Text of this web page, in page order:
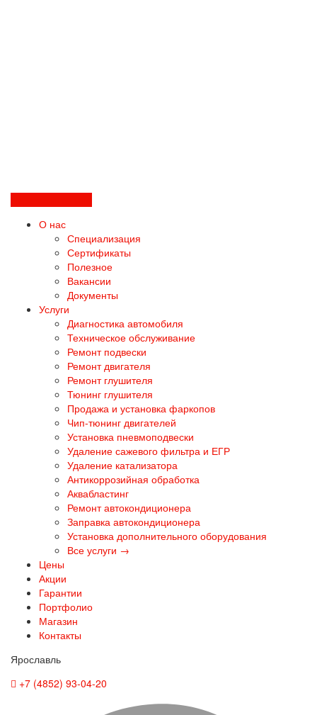
О нас
Специализация
Сертификаты
Полезное
Вакансии
Документы
Услуги
Диагностика автомобиля
Техническое обслуживание
Ремонт подвески
Ремонт двигателя
Ремонт глушителя
Тюнинг глушителя
Продажа и установка фаркопов
Чип-тюнинг двигателей
Установка пневмоподвески
Удаление сажевого фильтра и ЕГР
Удаление катализатора
Антикоррозийная обработка
Аквабластинг
Ремонт автокондиционера
Заправка автокондиционера
Установка дополнительного оборудования
Все услуги →
Цены
Акции
Гарантии
Портфолио
Магазин
Контакты
Ярославль
+7 (4852) 93-04-20